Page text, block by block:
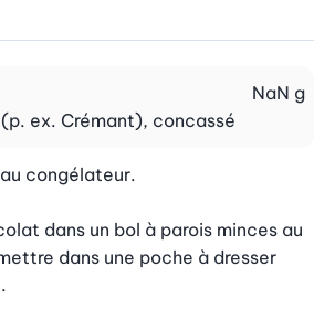
(p. ex. Crémant), concassé
NaN g
congélateur.
dans un bol à parois minces au
dans une poche à dresser